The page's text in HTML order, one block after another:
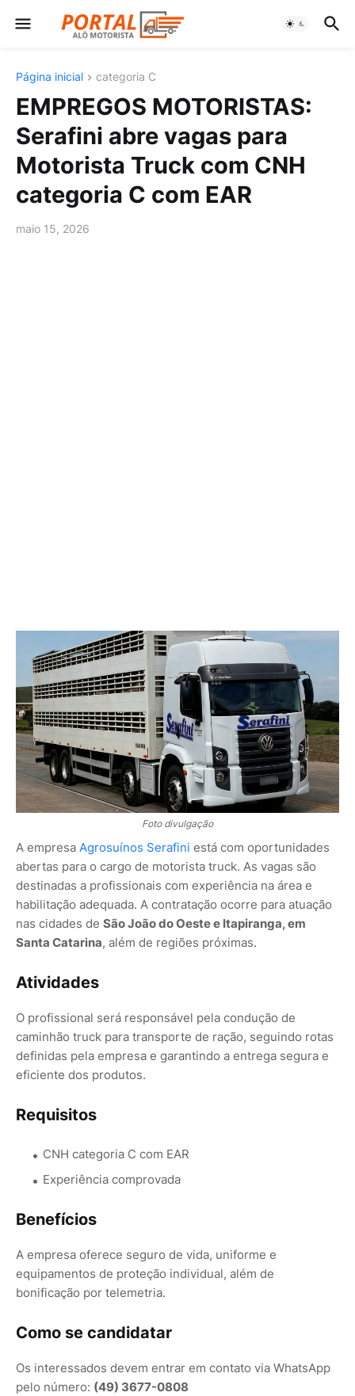
Página inicial categoria C
EMPREGOS MOTORISTAS:
Serafini abre vagas para
Motorista Truck com CNH
categoria C com EAR
maio 15, 2026
Foto divulgação
A empresa Agrosuínos Serafini está com oportunidades
abertas para o cargo de motorista truck. As vagas são
destinadas a profissionais com experiência na área e
habilitação adequada. A contratação ocorre para atuação
nas cidades de São João do Oeste e Itapiranga, em
Santa Catarina, além de regiões próximas.
Atividades
O profissional será responsável pela condução de
caminhão truck para transporte de ração, seguindo rotas
definidas pela empresa e garantindo a entrega segura e
eficiente dos produtos.
Requisitos
CNH categoria C com EAR
Experiência comprovada
Benefícios
A empresa oferece seguro de vida, uniforme e
equipamentos de proteção individual, além de
bonificação por telemetria.
Como se candidatar
Os interessados devem entrar em contato via WhatsApp
pelo número: (49) 3677-0808